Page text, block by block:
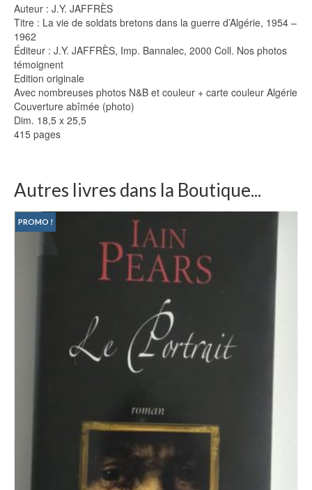
Auteur : J.Y. JAFFRÈS
Titre : La vie de soldats bretons dans la guerre d’Algérie, 1954 –
1962
Éditeur : J.Y. JAFFRÈS, Imp. Bannalec, 2000 Coll. Nos photos
témoignent
Edition originale
Avec nombreuses photos N&B et couleur + carte couleur Algérie
Couverture abîmée (photo)
Dim. 18,5 x 25,5
415 pages
Autres livres dans la Boutique...
PROMO !